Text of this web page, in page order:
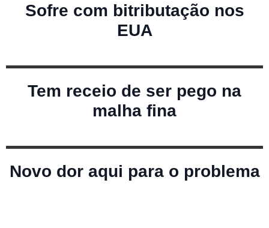
Sofre com bitributação nos
EUA
Tem receio de ser pego na
malha fina
Novo dor aqui para o problema